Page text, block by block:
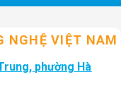
NGHỆ VIỆT NAM
phường Hà